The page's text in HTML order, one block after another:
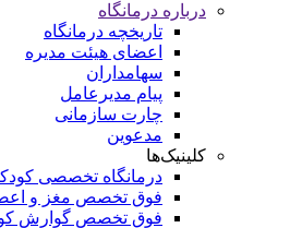
درباره درمانگاه
تاریخچه درمانگاه
اعضای هیئت مدیره
سهامداران
پیام مدیرعامل
چارت سازمانی
مدعوین
کلینیک‌ها
درمانگاه تخصصی
فوق تخصص مغز و
فوق تخصص گوارش